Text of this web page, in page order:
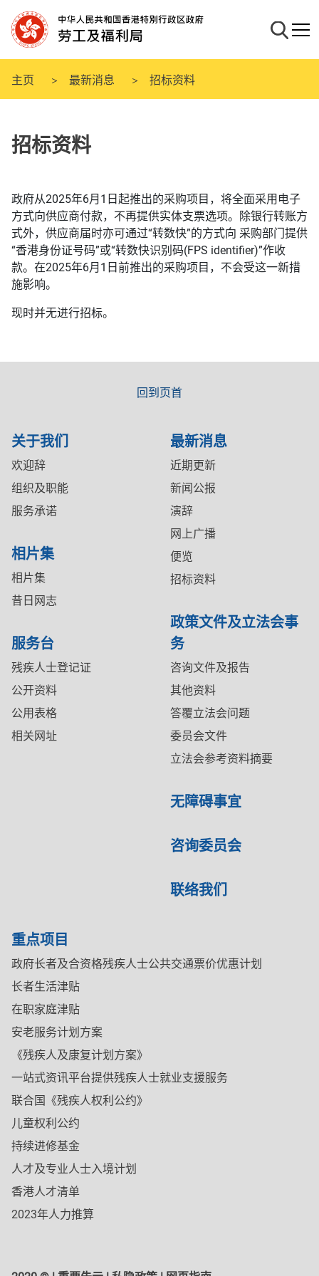
至
主
内
容
搜寻流动
主页 最新消息 招标资料
招标资料
政府从2025年6月1日起推出的采购项目，将全面采用电子
方式向供应商付款，不再提供实体支票选项。除银行转账方
式外，供应商届时亦可通过“转数快”的方式向 采购部门提供
“香港身份证号码”或“转数快识别码(FPS identifier)”作收
款。在2025年6月1日前推出的采购项目，不会受这一新措
施影响。
现时并无进行招标。
回到页首
关于我们
欢迎辞
组织及职能
服务承诺
相片集
相片集
昔日网志
服务台
残疾人士登记证
公开资料
公用表格
相关网址
最新消息
近期更新
新闻公报
演辞
网上广播
便览
招标资料
政策文件及立法会事
务
咨询文件及报告
其他资料
答覆立法会问题
委员会文件
立法会参考资料摘要
无障碍事宜
咨询委员会
联络我们
重点项目
政府长者及合资格残疾人士公共交通票价优惠计划
长者生活津贴
在职家庭津贴
安老服务计划方案
《残疾人及康复计划方案》
一站式资讯平台提供残疾人士就业支援服务
联合国《残疾人权利公约》
儿童权利公约
持续进修基金
人才及专业人士入境计划
香港人才清单
2023年人力推算